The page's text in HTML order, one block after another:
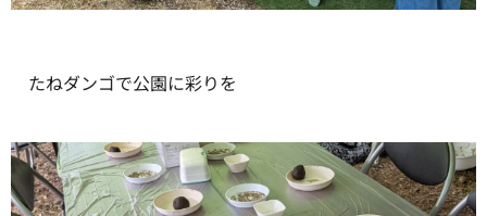
たねダンゴで公園に彩りを